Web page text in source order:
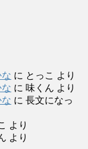
に とっこ より
に 味くん より
に 長文になっ
より
より